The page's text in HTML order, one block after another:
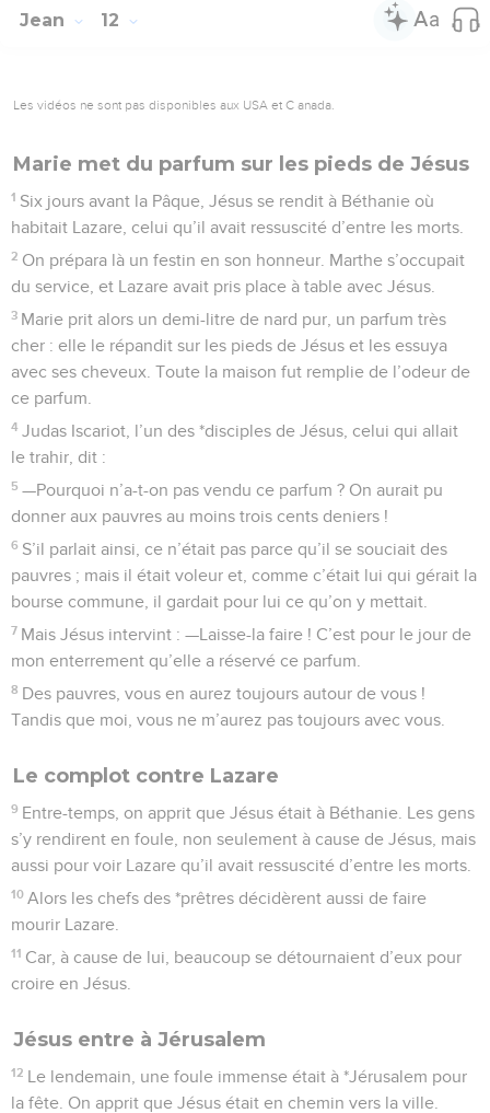
Jean 12
Les vidéos ne sont pas disponibles aux USA et C anada.
Marie met du parfum sur les pieds de Jésus
1 Six jours avant la Pâque, Jésus se rendit à Béthanie où
habitait Lazare, celui qu’il avait ressuscité d’entre les morts.
2 On prépara là un festin en son honneur. Marthe s’occupait
du service, et Lazare avait pris place à table avec Jésus.
3 Marie prit alors un demi-litre de nard pur, un parfum très
cher : elle le répandit sur les pieds de Jésus et les essuya
avec ses cheveux. Toute la maison fut remplie de l’odeur de
ce parfum.
4 Judas Iscariot, l’un des *disciples de Jésus, celui qui allait
le trahir, dit :
5 —Pourquoi n’a-t-on pas vendu ce parfum ? On aurait pu
donner aux pauvres au moins trois cents deniers !
6 S’il parlait ainsi, ce n’était pas parce qu’il se souciait des
pauvres ; mais il était voleur et, comme c’était lui qui gérait la
bourse commune, il gardait pour lui ce qu’on y mettait.
7 Mais Jésus intervint : —Laisse-la faire ! C’est pour le jour de
mon enterrement qu’elle a réservé ce parfum.
8 Des pauvres, vous en aurez toujours autour de vous !
Tandis que moi, vous ne m’aurez pas toujours avec vous.
Le complot contre Lazare
9 Entre-temps, on apprit que Jésus était à Béthanie. Les gens
s’y rendirent en foule, non seulement à cause de Jésus, mais
aussi pour voir Lazare qu’il avait ressuscité d’entre les morts.
10 Alors les chefs des *prêtres décidèrent aussi de faire
mourir Lazare.
11 Car, à cause de lui, beaucoup se détournaient d’eux pour
croire en Jésus.
Jésus entre à Jérusalem
12 Le lendemain, une foule immense était à *Jérusalem pour
la fête. On apprit que Jésus était en chemin vers la ville.